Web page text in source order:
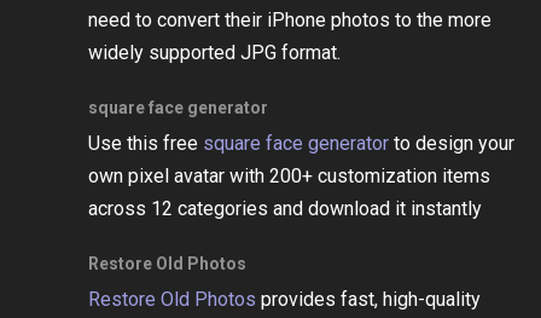
need to convert their iPhone photos to the more
widely supported JPG format.
square face generator
Use this free square face generatorto design your
own pixel avatar with 200+ customization items
across 12 categories and download it instantly
Restore Old Photos
Restore Old Photos provides fast, high-quality